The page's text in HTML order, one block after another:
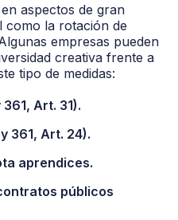
aspectos de gran
como la rotación de
empresas pueden
creativa frente a
tipo de medidas:
Art. 31).
361, Art. 24).
aprendices.
públicos